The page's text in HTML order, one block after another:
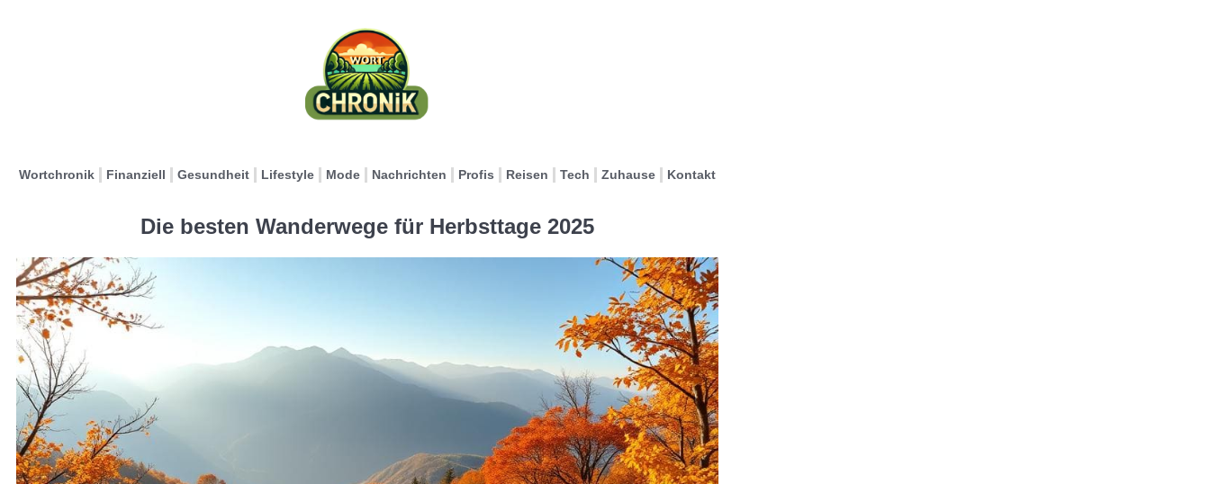
Wortchronik Finanziell Gesundheit Lifestyle Mode Nachrichten Profis Reisen Tech Zuhause Kontakt
Die besten Wanderwege für Herbsttage 2025